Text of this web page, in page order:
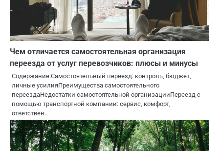
Чем отличается самостоятельная организация
переезда от услуг перевозчиков: плюсы и минусы
Содержание:Самостоятельный переезд: контроль, бюджет,
личные усилияПреимущества самостоятельного
переездаНедостатки самостоятельной организацииПереезд с
помощью транспортной компании: сервис, комфорт,
ответствен…